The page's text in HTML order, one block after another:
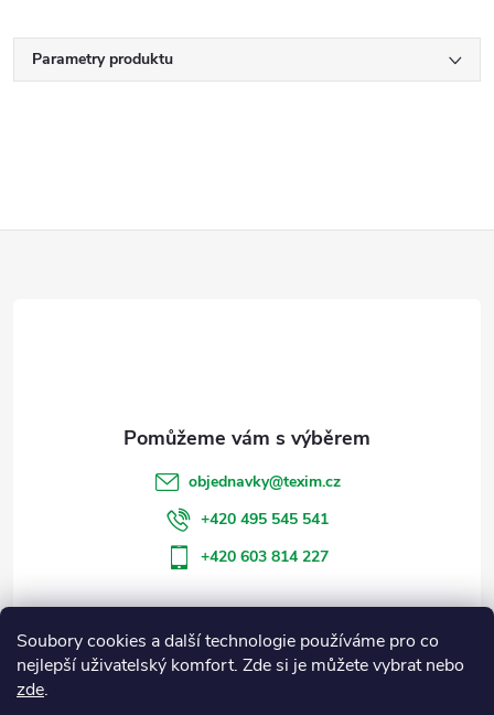
Soubory cookies a další technologie používáme pro co
nejlepší uživatelský komfort. Zde si je můžete vybrat nebo
zde.
Parametry produktu
Informace pro vás
objednavky@texim.cz
+420 495 545 541
+420 603 814 227